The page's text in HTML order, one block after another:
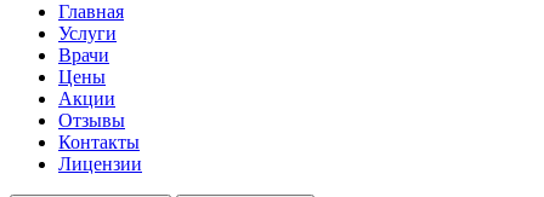
Главная
Услуги
Врачи
Цены
Акции
Отзывы
Контакты
Лицензии